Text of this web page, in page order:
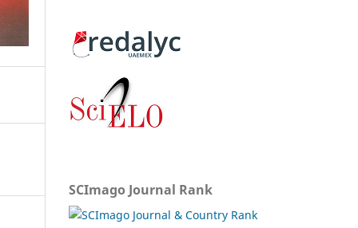
SCImago Journal Rank